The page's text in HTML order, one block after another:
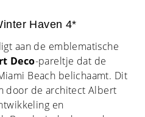
Haven 4*
aan de emblematische
Deco-pareltje dat de
Beach belichaamt. Dit
door de architect Albert
en